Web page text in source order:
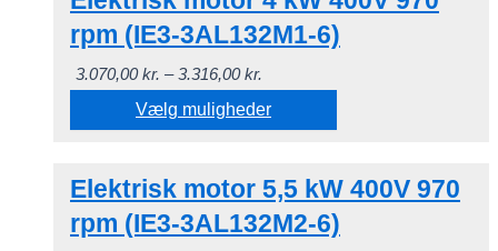
har
varianter.
Mulighederne
vælges
rpm (IE3-3AL132M1-6)
3.070,00kr. – 3.316,00kr.
3.070,00 kr.
til
Vælg muligheder
vare
har
Elektrisk motor 5,5 kW 400V 970
rpm (IE3-3AL132M2-6)